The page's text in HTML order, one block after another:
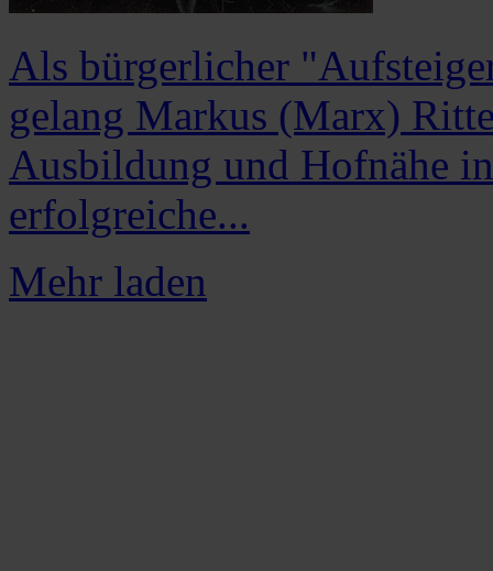
Als bürgerlicher
gelang Markus (Marx)
Ausbildung und Hofnähe
erfolgreiche...
Mehr laden